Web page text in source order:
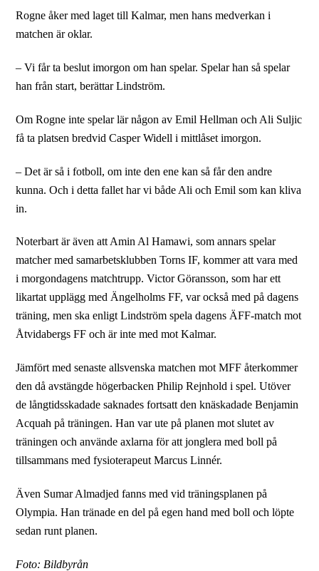
Rogne åker med laget till Kalmar, men hans medverkan i
matchen är oklar.
– Vi får ta beslut imorgon om han spelar. Spelar han så spelar
han från start, berättar Lindström.
Om Rogne inte spelar lär någon av Emil Hellman och Ali Suljic
få ta platsen bredvid Casper Widell i mittlåset imorgon.
– Det är så i fotboll, om inte den ene kan så får den andre
kunna. Och i detta fallet har vi både Ali och Emil som kan kliva
in.
Noterbart är även att Amin Al Hamawi, som annars spelar
matcher med samarbetsklubben Torns IF, kommer att vara med
i morgondagens matchtrupp. Victor Göransson, som har ett
likartat upplägg med Ängelholms FF, var också med på dagens
träning, men ska enligt Lindström spela dagens ÄFF-match mot
Åtvidabergs FF och är inte med mot Kalmar.
Jämfört med senaste allsvenska matchen mot MFF återkommer
den då avstängde högerbacken Philip Rejnhold i spel. Utöver
de långtidsskadade saknades fortsatt den knäskadade Benjamin
Acquah på träningen. Han var ute på planen mot slutet av
träningen och använde axlarna för att jonglera med boll på
tillsammans med fysioterapeut Marcus Linnér.
Även Sumar Almadjed fanns med vid träningsplanen på
Olympia. Han tränade en del på egen hand med boll och löpte
sedan runt planen.
Foto: Bildbyrån